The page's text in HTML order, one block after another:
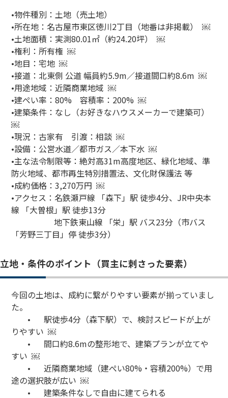
•物件種別：土地（売土地）
•所在地：名古屋市東区徳川2丁目（地番は非掲載） ￼
•土地面積：実測80.01㎡（約24.20坪） ￼
•権利：所有権 ￼
•地目：宅地 ￼
•接道：北東側 公道 幅員約5.9m／接道間口約8.6m ￼
•用途地域：近隣商業地域 ￼
•建ぺい率：80% 容積率：200% ￼
•建築条件：なし（お好きなハウスメーカーで建築可）
￼
•現況：古家有 引渡：相談 ￼
•設備：公営水道／都市ガス／本下水 ￼
•主な法令制限等：絶対高31m高度地区、緑化地域、準
防火地域、都市再生特別措置法、文化財保護法 等
•成約価格：3,270万円 ￼
•アクセス：名鉄瀬戸線 「森下」駅 徒歩4分、JR中央本
線 「大曽根」駅 徒歩13分
地下鉄東山線 「栄」駅 バス23分（市バス
「芳野三丁目」停 徒歩3分）
立地・条件のポイント（買主に刺さった要素）
今回の土地は、成約に繋がりやすい要素が揃っていまし
た。
•
駅徒歩4分（森下駅）で、検討スピードが上が
りやすい ￼
•
間口約8.6mの整形地で、建築プランが立てや
すい ￼
•
近隣商業地域（建ぺい80%・容積200%）で用
途の選択肢が広い ￼
•
建築条件なしで自由に建てられる